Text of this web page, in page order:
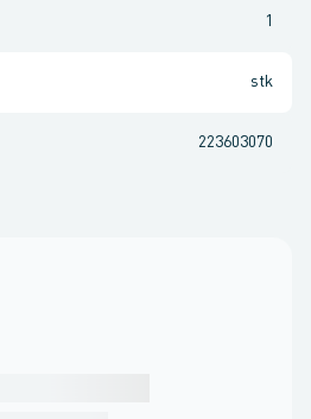
1
stk
223603070